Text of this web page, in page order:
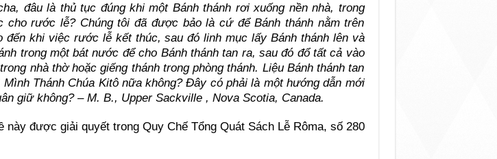
đâu là thủ tục đúng khi một Bánh thánh rơi xuống nền nhà, trong
cho rước lễ? Chúng tôi đã được bảo là cứ để Bánh thánh nằm trên
đến khi việc rước lễ kết thúc, sau đó linh mục lấy Bánh thánh lên và
trong một bát nước để cho Bánh thánh tan ra, sau đó đổ tất cả vào
nhà thờ hoặc giếng thánh trong phòng thánh. Liệu Bánh thánh tan
Mình Thánh Chúa Kitô nữa không? Đây có phải là một hướng dẫn mới
giữ không? – M. B., Upper Sackville , Nova Scotia, Canada.
này được giải quyết trong Quy Chế Tổng Quát Sách Lễ Rôma, số 280